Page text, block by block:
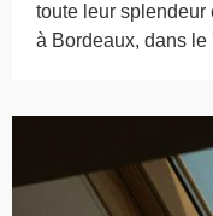
toute leur splendeur
à Bordeaux, dans le